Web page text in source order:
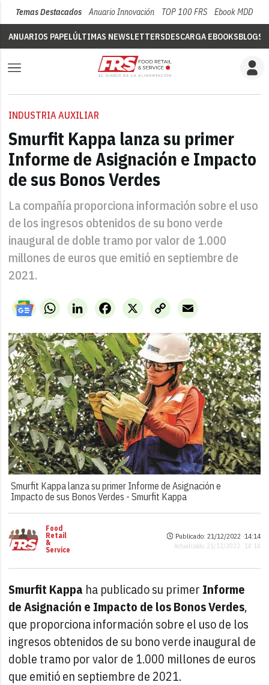
Temas Destacados Anuario Innovación TOP 100 FRS Ebook MDD
ANUARIOS PAPELÚLTIMAS NEWSLETTERSDESCARGA EBOOKSBLOGS
INDUSTRIA AUXILIAR
Smurfit Kappa lanza su primer
Informe de Asignación e Impacto
de sus Bonos Verdes
La compañía proporciona información sobre el uso
de los ingresos obtenidos de su bono verde
inaugural de doble tramo por valor de 1.000
millones de euros que emitió en septiembre de
2021.
WhatsAppLinkedIn X
Facebook
Copy
Link
Email
Smurfit Kappa lanza su primer Informe de Asignación e
Impacto de sus Bonos Verdes -Smurfit Kappa
Food
Retail
&
Service
Publicado: 21/12/2022 ·14:14
Actualizado: 21/12/2022 · 14:14
Smurfit Kappa ha publicado su primer Informe
de Asignación e Impacto de los Bonos Verdes,
que proporciona información sobre el uso de los
ingresos obtenidos de su bono verde inaugural de
doble tramo por valor de 1.000 millones de euros
que emitió en septiembre de 2021.